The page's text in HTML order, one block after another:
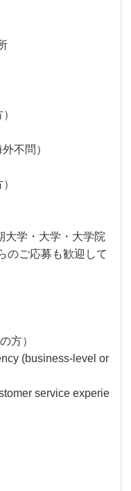
不問）
大学・大学・大学院
のご応募も歓迎して
方）
(business-level or
service experie